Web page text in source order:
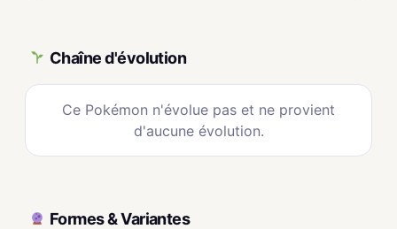
Chaîne d'évolution
Ce Pokémon n'évolue pas et ne provient
d'aucune évolution.
Formes & Variantes